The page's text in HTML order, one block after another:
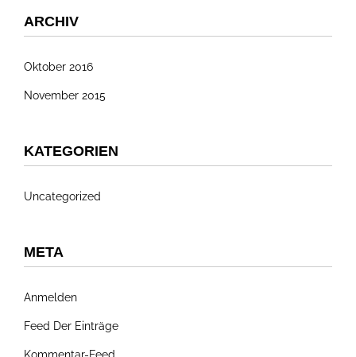
ARCHIV
Oktober 2016
November 2015
KATEGORIEN
Uncategorized
META
Anmelden
Feed Der Einträge